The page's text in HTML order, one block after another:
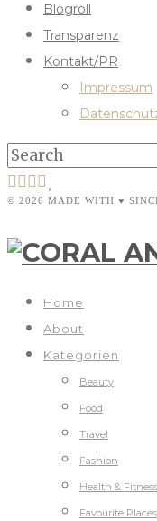
Blogroll
Transparenz
Kontakt/PR
Impressum
© 2026 MADE WITH ♥
Home
About
Kategorien
Beauty
Food
Travel
Fashion
Health & Fitness
Favourite Places